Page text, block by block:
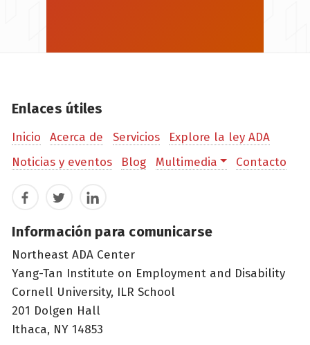
Enlaces útiles
Inicio Acerca de Servicios
Explore la ley ADA
Noticias y eventos
Blog Multimedia Contacto
FacebookTwitterLinkedIn
Información para comunicarse
Northeast ADA Center
Yang-Tan Institute on Employment and Disability
Cornell University, ILR School
201 Dolgen Hall
Ithaca, NY 14853